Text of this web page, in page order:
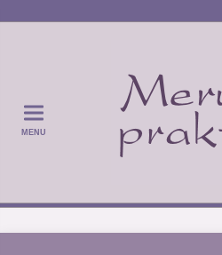
MENU